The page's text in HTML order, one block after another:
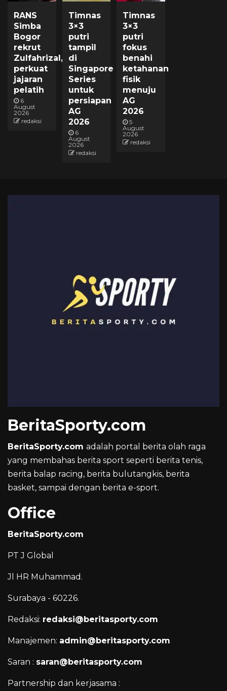
RANS
Simba
Bogor
rekrut
Zulfahrizal,
perkuat
jajaran
pelatih
6
August
2026
redaksi
Timnas
3×3
putri
tampil
di
Singapore
Series
untuk
persiapan
AG
2026
6
August
2026
redaksi
Timnas
3×3
putri
fokus
benahi
ketahanan
fisik
menuju
AG
2026
5
August
2026
redaksi
BeritaSporty.com
BeritaSporty.com adalah portal berita olah raga
yang membahas berita sport seperti berita tenis,
berita balap racing, berita bulutangkis, berita
basket, sampai dengan berita e-sport.
Office
BeritaSporty.com
PT J Global
Jl HR Muhammad.
Surabaya - 60226.
Redaksi: redaksi@beritasporty.com
Manajemen: admin@beritasporty.com
Saran : saran@beritasporty.com
Partnership dan kerjasama :